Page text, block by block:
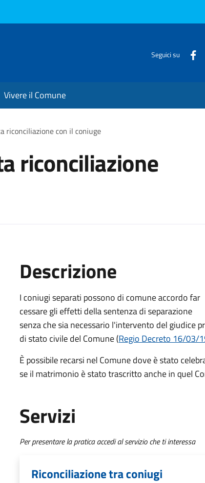
Seguici su
Vivere il Comune
riconciliazione con il coniuge
riconciliazione
Descrizione
I coniugi separati possono di comune accordo far
cessare gli effetti della sentenza di separazione
senza che sia necessario l'intervento del giudice
di stato civile del Comune (Regio Decreto 16/03/
È possibile recarsi nel Comune dove è stato
se il matrimonio è stato trascritto anche in quel
Servizi
Per presentare la pratica accedi al servizio che ti interessa
Riconciliazione tra coniugi